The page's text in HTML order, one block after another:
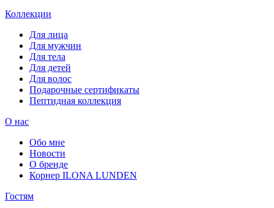
Коллекции
Для лица
Для мужчин
Для тела
Для детей
Для волос
Подарочные сертификаты
Пептидная коллекция
О нас
Обо мне
Новости
О бренде
Корнер ILONA LUNDEN
Гостям